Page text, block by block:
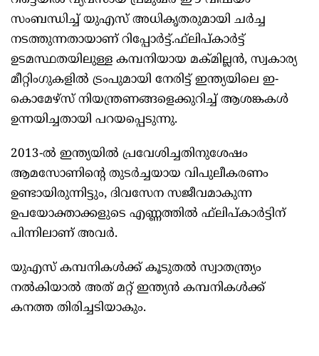
സംബന്ധിച്ച് യുഎസ് അധികൃതരുമായി ചര്‍ച്ച
നടത്തുന്നതായാണ് റിപ്പോര്‍ട്ട്.ഫ്‌ലിപ്കാര്‍ട്ട്
ഉടമസ്ഥതയിലുള്ള കമ്പനിയായ മക്മില്ലന്‍, സ്വകാര്യ
മീറ്റിംഗുകളില്‍ ട്രംപുമായി നേരിട്ട് ഇന്ത്യയിലെ ഇ-
കൊമേഴ്സ് നിയന്ത്രണങ്ങളെക്കുറിച്ച് ആശങ്കകള്‍
ഉന്നയിച്ചതായി പറയപ്പെടുന്നു.
2013-ല്‍ ഇന്ത്യയില്‍ പ്രവേശിച്ചതിനുശേഷം
ആമസോണിന്റെ തുടര്‍ച്ചയായ വിപുലീകരണം
ഉണ്ടായിരുന്നിട്ടും, ദിവസേന സജീവമാകുന്ന
ഉപയോക്താക്കളുടെ എണ്ണത്തില്‍ ഫ്‌ലിപ്കാര്‍ട്ടിന്
പിന്നിലാണ് അവര്‍.
യുഎസ് കമ്പനികള്‍ക്ക് കൂടുതല്‍ സ്വാതന്ത്ര്യം
നല്‍കിയാല്‍ അത് മറ്റ് ഇന്ത്യന്‍ കമ്പനികള്‍ക്ക്
കനത്ത തിരിച്ചടിയാകും.